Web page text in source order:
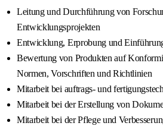
Leitung und Durchführung von
Entwicklungsprojekten
Entwicklung, Erprobung und
Bewertung von Produkten auf
Normen, Vorschriften und Richtlinien
Mitarbeit bei auftrags- und
Mitarbeit bei der Erstellung von
Mitarbeit bei der Pflege und